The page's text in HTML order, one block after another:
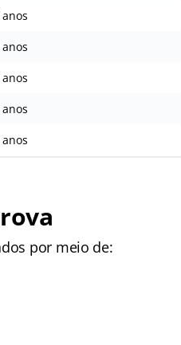
anos
anos
anos
anos
anos
por meio de: